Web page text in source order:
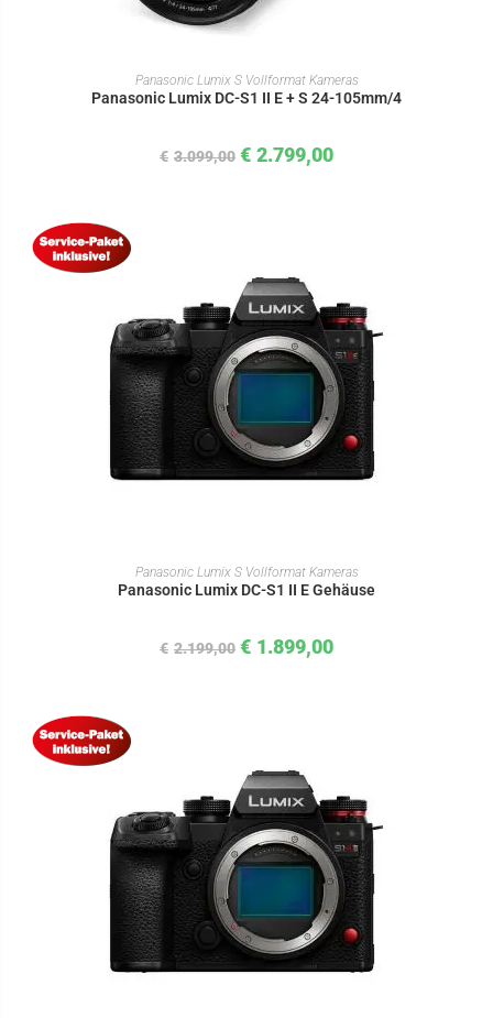
IN DEN WARENKORB
Panasonic Lumix S Vollformat Kameras
Panasonic Lumix DC-S1 II E + S 24-105mm/4
€ 3.099,00 € 2.799,00
IN DEN WARENKORB
Panasonic Lumix S Vollformat Kameras
Panasonic Lumix DC-S1 II E Gehäuse
€ 2.199,00 € 1.899,00